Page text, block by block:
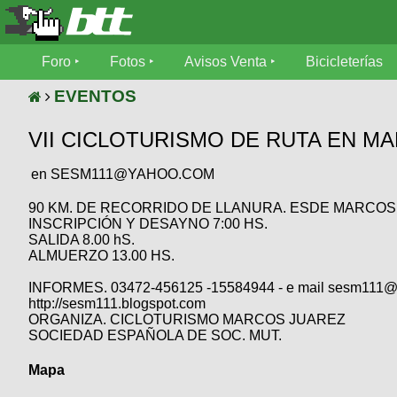
Foro
Mecánica
Fotos
tu
Galeria
XC
Bicicletas
Viajes
Avisos
SUBÍ
tu
aviso
Buscar
Ultimos
Fotos
Bicicleterías
Bicicletas
Bicicletas
Tandem
Freerider
Videos
Cicloturismo
Foro Fotos Avisos Venta Bicicleterías
EVENTOS
VII CICLOTURISMO DE RUTA EN
en SESM111@YAHOO.COM
90 KM. DE RECORRIDO DE LLANURA. ESDE
INSCRIPCIÓN Y DESAYNO 7:00 HS.
SALIDA 8.00 hS.
ALMUERZO 13.00 HS.
INFORMES. 03472-456125 -15584944 - e mail
http://sesm111.blogspot.com
ORGANIZA. CICLOTURISMO MARCOS JUAREZ
SOCIEDAD ESPAÑOLA DE SOC. MUT.
Mapa